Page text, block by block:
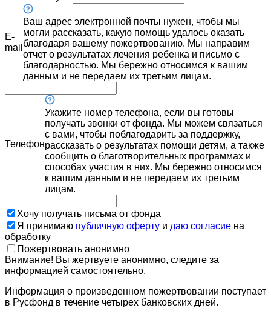
E-
mail
Ваш адрес электронной почты нужен, чтобы мы
могли рассказать, какую помощь удалось оказать
благодаря вашему пожертвованию. Мы направим
отчет о результатах лечения ребенка и письмо с
благодарностью. Мы бережно относимся к вашим
данным и не передаем их третьим лицам.
Телефон
Укажите номер телефона, если вы готовы
получать звонки от фонда. Мы можем связаться
с вами, чтобы поблагодарить за поддержку,
рассказать о результатах помощи детям, а также
сообщить о благотворительных программах и
способах участия в них. Мы бережно относимся
к вашим данным и не передаем их третьим
лицам.
Хочу получать письма от фонда
Я принимаю публичную оферту и даю согласие на
обработку
Пожертвовать анонимно
Внимание! Вы жертвуете анонимно, следите за
информацией самостоятельно.
Информация о произведенном пожертвовании поступает
в Русфонд в течение четырех банковских дней.